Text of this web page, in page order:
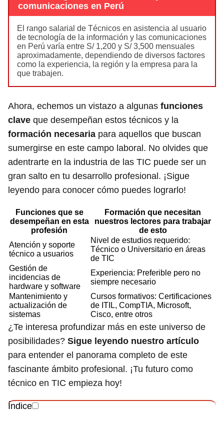
comunicaciones en Perú
El rango salarial de Técnicos en asistencia al usuario
de tecnología de la información y las comunicaciones
en Perú varía entre S/ 1,200 y S/ 3,500 mensuales
aproximadamente, dependiendo de diversos factores
como la experiencia, la región y la empresa para la
que trabajen.
Ahora, echemos un vistazo a algunas funciones
clave que desempeñan estos técnicos y la
formación necesaria para aquellos que buscan
sumergirse en este campo laboral. No olvides que
adentrarte en la industria de las TIC puede ser un
gran salto en tu desarrollo profesional. ¡Sigue
leyendo para conocer cómo puedes lograrlo!
Funciones que se
desempeñan en esta
profesión
Formación que necesitan
nuestros lectores para trabajar
de esto
Atención y soporte
técnico a usuarios
Nivel de estudios requerido:
Técnico o Universitario en áreas
de TIC
Gestión de
incidencias de
hardware y software
Experiencia: Preferible pero no
siempre necesario
Mantenimiento y
actualización de
sistemas
Cursos formativos: Certificaciones
de ITIL, CompTIA, Microsoft,
Cisco, entre otros
¿Te interesa profundizar más en este universo de
posibilidades? Sigue leyendo nuestro artículo
para entender el panorama completo de este
fascinante ámbito profesional. ¡Tu futuro como
técnico en TIC empieza hoy!
Índice